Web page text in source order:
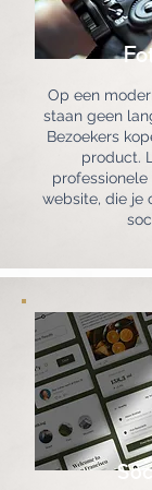
Op een
staan geen
Bezoekers
product.
website, die je